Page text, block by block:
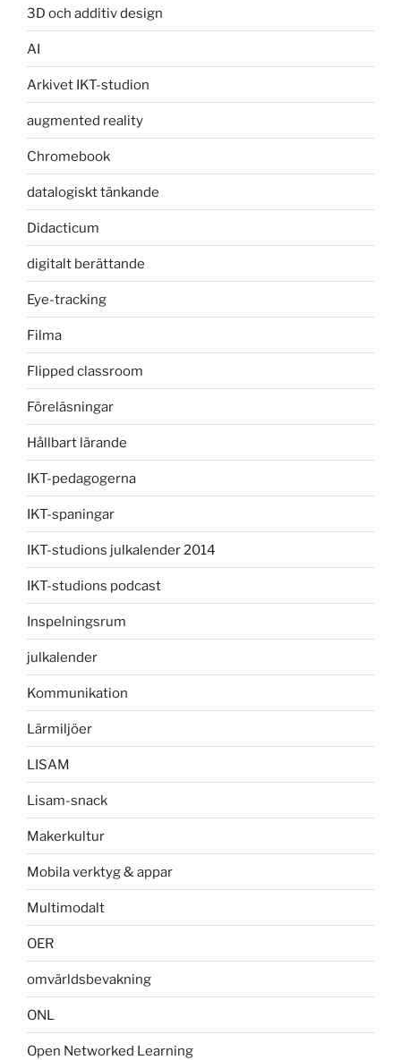
3D och additiv design
AI
Arkivet IKT-studion
augmented reality
Chromebook
datalogiskt tänkande
Didacticum
digitalt berättande
Eye-tracking
Filma
Flipped classroom
Föreläsningar
Hållbart lärande
IKT-pedagogerna
IKT-spaningar
IKT-studions julkalender 2014
IKT-studions podcast
Inspelningsrum
julkalender
Kommunikation
Lärmiljöer
LISAM
Lisam-snack
Makerkultur
Mobila verktyg & appar
Multimodalt
OER
omvärldsbevakning
ONL
Open Networked Learning